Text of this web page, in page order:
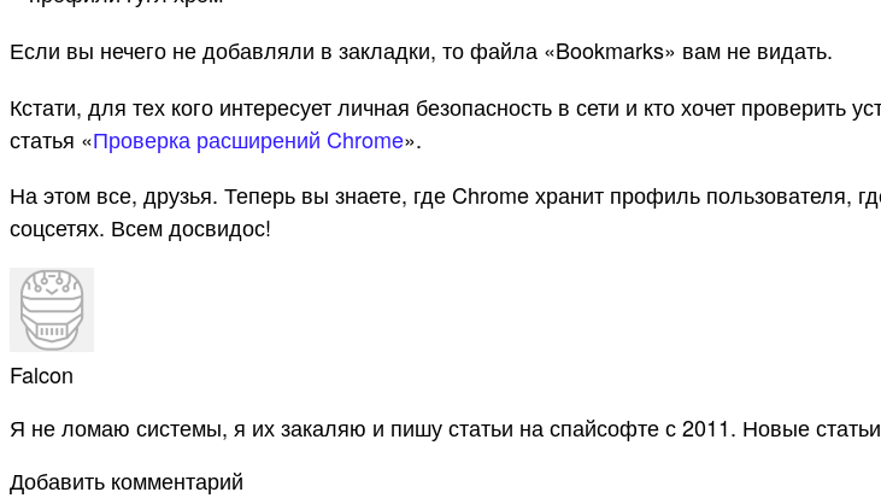
Если вы нечего не добавляли в закладки, то файла «Bookmarks» вам не видать.
Кстати, для тех кого интересует личная безопасность в сети и кто хочет
статья «Проверка расширений Chrome».
На этом все, друзья. Теперь вы знаете, где Chrome хранит профиль пользователя,
соцсетях. Всем досвидос!
Falcon
Я не ломаю системы, я их закаляю и пишу статьи на спайсофте с 2011. Новые
Добавить комментарий